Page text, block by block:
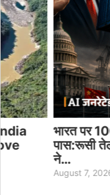
भारत पर 100%
पास:रूसी तेल खरीदने
August 7, 2026 / 11:22